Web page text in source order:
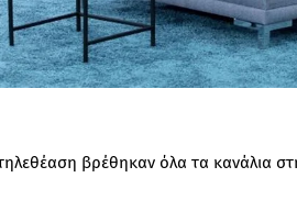
βρέθηκαν όλα τα κανάλια